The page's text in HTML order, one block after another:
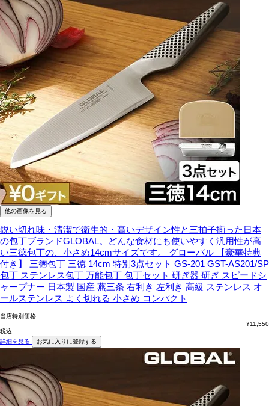
他の画像を見る
鋭い切れ味・清潔で衛生的・高いデザイン性と三拍子揃った日本
の包丁ブランドGLOBAL。どんな食材にも使いやすく汎用性が高
い三徳包丁の、小さめ14cmサイズです。
グローバル 【豪華特典
付き】 三徳包丁 三徳 14cm 特別3点セット GS-201 GST-AS201/SP
包丁 ステンレス包丁 万能包丁 包丁セット 研ぎ器 研ぎ スピードシ
ャープナー 日本製 国産 燕三条 右利き 左利き 高級 ステンレス オ
ールステンレス よく切れる 小さめ コンパクト
当店特別価格
¥11,550
税込
詳細を見る
お気に入りに登録する